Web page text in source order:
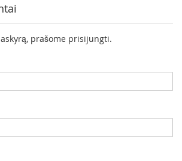
prašome prisijungti.